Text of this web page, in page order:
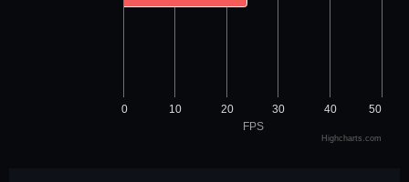
FPS
0 10 20 30 40 50
Highcharts.com